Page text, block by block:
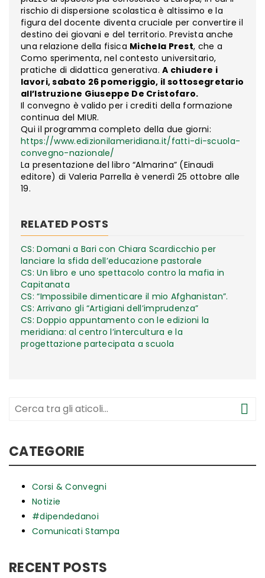
rischio di dispersione scolastica è altissimo e la
figura del docente diventa cruciale per convertire il
destino dei giovani e del territorio. Prevista anche
una relazione della fisica Michela Prest, che a
Como sperimenta, nel contesto universitario,
pratiche di didattica generativa.A chiudere i
lavori, sabato 26 pomeriggio, il sottosegretario
all’Istruzione Giuseppe De Cristofaro.
Il convegno è valido per i crediti della formazione
continua del MIUR.
Qui il programma completo della due giorni:
https://www.edizionilameridiana.it/fatti-di-scuola-
convegno-nazionale/
La presentazione del libro “Almarina” (Einaudi
editore) di Valeria Parrella è venerdì 25 ottobre alle
19.
RELATED POSTS
CS: Domani a Bari con Chiara Scardicchio per
lanciare la sfida dell’educazione pastorale
CS: Un libro e uno spettacolo contro la mafia in
Capitanata
CS: “Impossibile dimenticare il mio Afghanistan”.
CS: Arrivano gli “Artigiani dell’imprudenza”
CS: Doppio appuntamento con le edizioni la
meridiana: al centro l’intercultura e la
progettazione partecipata a scuola
CATEGORIE
Corsi & Convegni
Notizie
#dipendedanoi
Comunicati Stampa
RECENT POSTS